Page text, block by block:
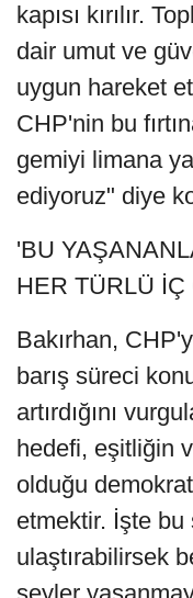
kapısı kırılır.
dair umut ve
uygun hareket
CHP'nin bu
gemiyi limana
ediyoruz" diye
'BU
HER TÜRLÜ İÇ
Bakırhan,
barış süreci
artırdığını
hedefi, eşitliğin
olduğu
etmektir. İşte bu
ulaştırabilirsek